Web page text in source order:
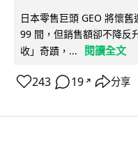
日本零售巨頭 GEO 將懷
99 間，但銷售額卻不降反
收」奇蹟，...
閱讀全文
243 19 ↗ 分享